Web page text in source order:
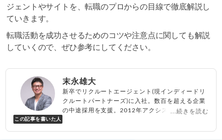
ジェントやサイトを、転職のプロからの目線で徹底解説し
ていきます。
転職活動を成功させるためのコツや注意点に関しても解説
していくので、ぜひ参考にしてください。
この記事を書いた人
末永雄大
新卒でリクルートエージェント(現インディードリ
クルートパートナーズ)に入社。数百を超える企業
の中途採用を支援。2012年アクシス(株)設立、代
...続きを読む